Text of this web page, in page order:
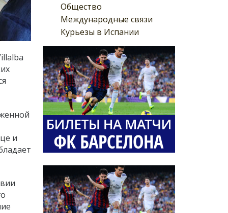
Общество
Международные связи
Курьезы в Испании
и